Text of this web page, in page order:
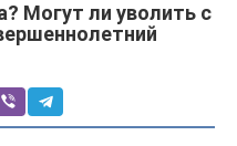
Могут ли уволить с